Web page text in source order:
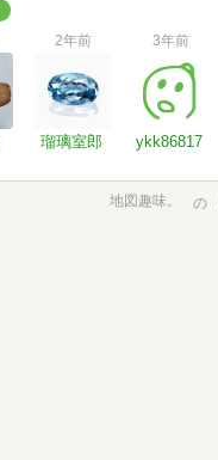
2年前
瑠璃室郎
3年前
ykk86817
地図趣味。 の